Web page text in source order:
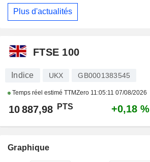
Plus d'actualités
FTSE 100
Indice UKX GB0001383545
Temps réel estimé TTMZero 11:05:11 07/08/2026
10 887,98 PTS +0,18 %
Graphique